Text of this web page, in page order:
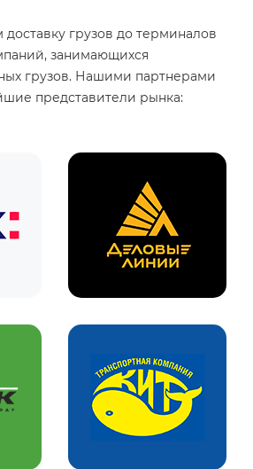
грузов до терминалов
занимающихся
грузов. Нашими партнерами
представители рынка: